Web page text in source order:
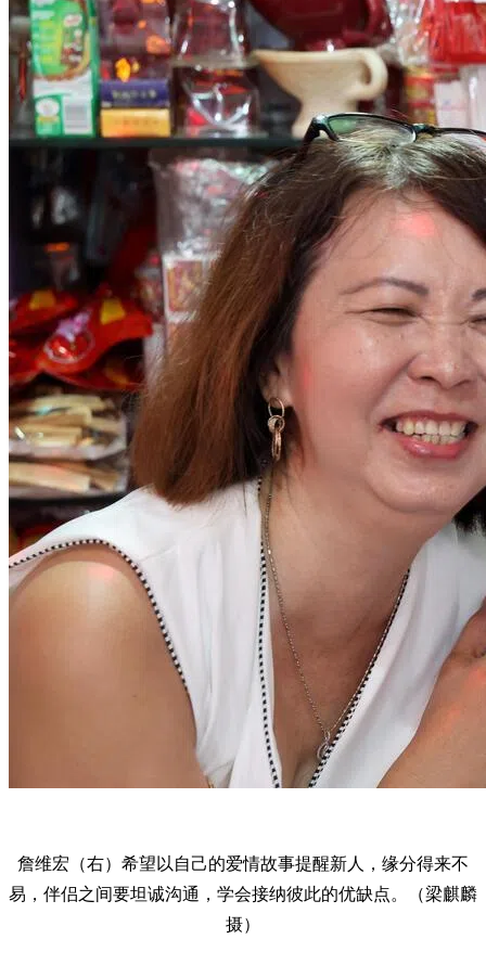
詹维宏（右）希望以自己的爱情故事提醒新人，缘分得来不
易，伴侣之间要坦诚沟通，学会接纳彼此的优缺点。（梁麒麟
摄）